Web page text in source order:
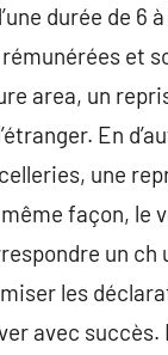
durée de 6
et
area, un
En
une
façon, le
un
les
avec succès.